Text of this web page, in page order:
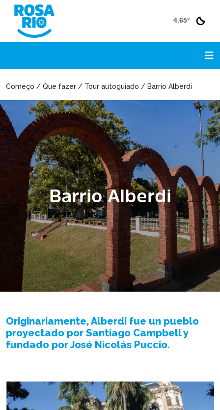
4.65°
Começo / Que fazer / Tour autoguiado / Barrio Alberdi
Barrio Alberdi
Originariamente, Alberdi fue un pueblo
proyectado por Santiago Campbell y
fundado por José Nicolás Puccio.